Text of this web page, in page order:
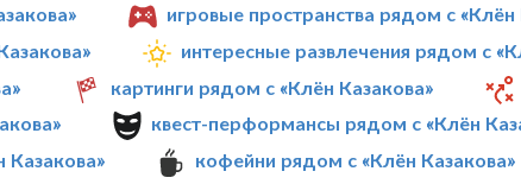
игровые пространства рядом с «Клён
интересные развлечения рядом с
картинги рядом с «Клён Казакова»
квест-перформансы рядом с «Клён
Казакова»
кофейни рядом с «Клён Казакова»